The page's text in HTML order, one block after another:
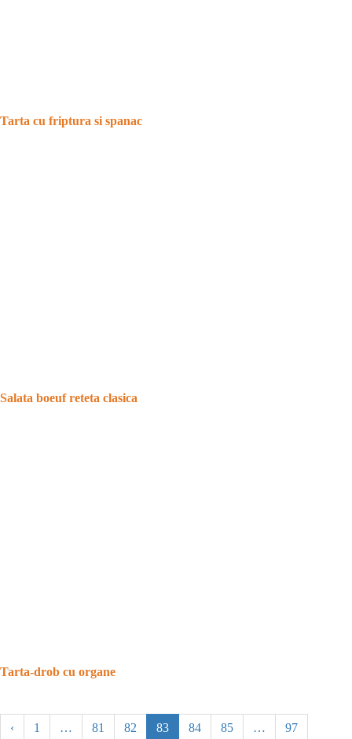
Tarta cu friptura si spanac
Salata boeuf reteta clasica
Tarta-drob cu organe
‹ 1 … 81 82 83 84 85 … 97